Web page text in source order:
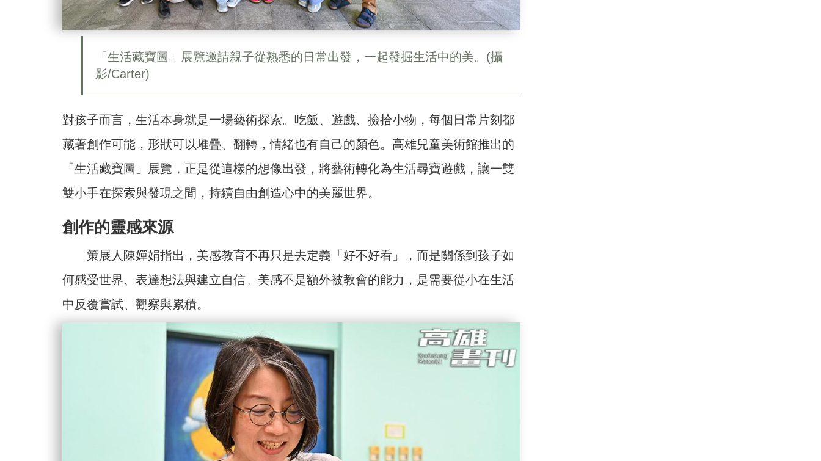
「生活藏寶圖」展覽邀請親子從熟悉的日常出發，一起發掘生活中的美。(攝
影/Carter)
對孩子而言，生活本身就是一場藝術探索。吃飯、遊戲、撿拾小物，每個日常片刻都
藏著創作可能，形狀可以堆疊、翻轉，情緒也有自己的顏色。高雄兒童美術館推出的
「生活藏寶圖」展覽，正是從這樣的想像出發，將藝術轉化為生活尋寶遊戲，讓一雙
雙小手在探索與發現之間，持續自由創造心中的美麗世界。
創作的靈感來源
策展人陳嬋娟指出，美感教育不再只是去定義「好不好看」，而是關係到孩子如
何感受世界、表達想法與建立自信。美感不是額外被教會的能力，是需要從小在生活
中反覆嘗試、觀察與累積。